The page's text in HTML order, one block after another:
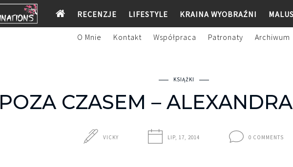
RECENZJE LIFESTYLE KRAINA WYOBRAŹNI
O Mnie Kontakt Współpraca Patronaty Archiwum
KSIĄŻKI
POZA CZASEM –
VICKY LIP, 17, 2014 0 COMMENTS